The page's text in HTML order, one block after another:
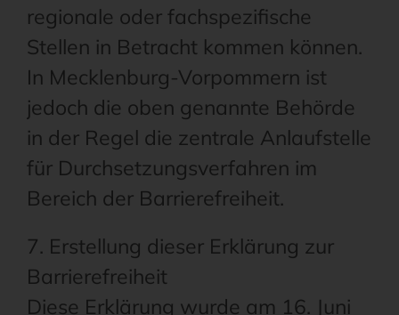
regionale oder fachspezifische
Stellen in Betracht kommen können.
In Mecklenburg-Vorpommern ist
jedoch die oben genannte Behörde
in der Regel die zentrale Anlaufstelle
für Durchsetzungsverfahren im
Bereich der Barrierefreiheit.
7. Erstellung dieser Erklärung zur
Barrierefreiheit
Diese Erklärung wurde am 16. Juni